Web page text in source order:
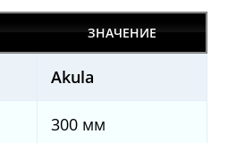
ЗНАЧЕНИЕ
Akula
300 мм